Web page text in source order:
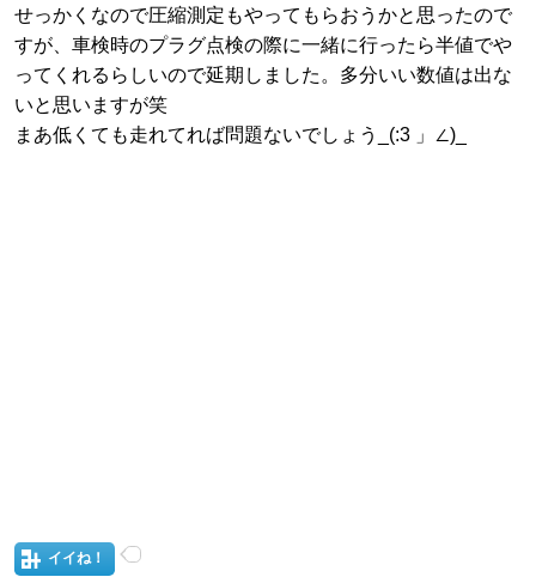
せっかくなので圧縮測定もやってもらおうかと思ったので
すが、車検時のプラグ点検の際に一緒に行ったら半値でや
ってくれるらしいので延期しました。 多分いい数値は出な
いと思いますが笑
まあ低くても走れてれば問題ないでしょう
_(:3 」∠)_
イイね！